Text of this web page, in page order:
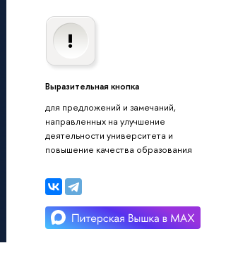
Выразительная кнопка
для предложений и замечаний,
направленных на улучшение
деятельности университета и
повышение качества образования